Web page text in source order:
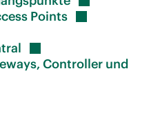
Points
Controller und